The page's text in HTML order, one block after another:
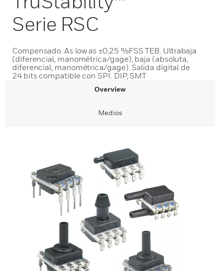
Serie RSC
Compensado. As low as ±0,25 %FSS TEB. Ultrabaja
(diferencial, manométrica/gage), baja (absoluta,
diferencial, manométrica/gage). Salida digital de
24 bits compatible con SPI. DIP, SMT
Overview
Medios